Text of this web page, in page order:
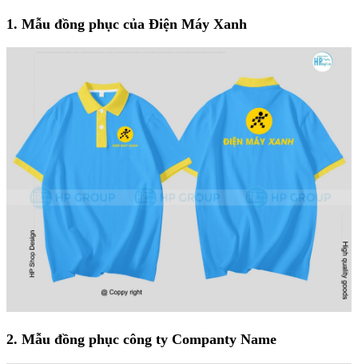
1. Mẫu đồng phục của Điện Máy Xanh
2. Mẫu đồng phục công ty Companty Name